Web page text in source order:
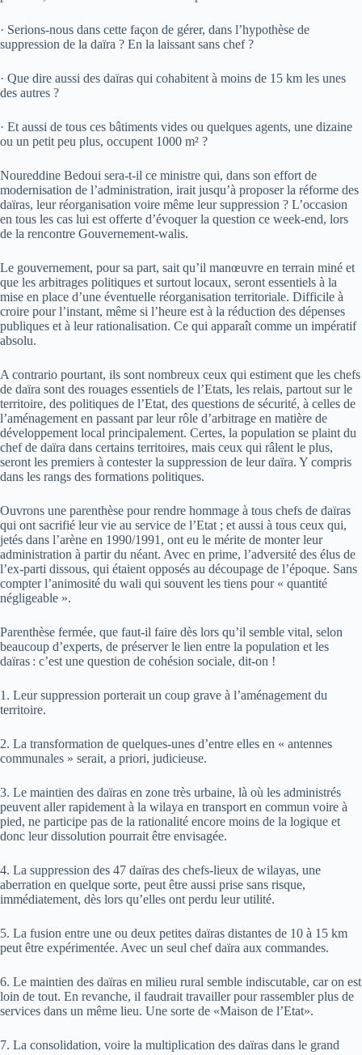
· Serions-nous dans cette façon de gérer, dans l’hypothèse de
suppression de la daïra ? En la laissant sans chef ?
· Que dire aussi des daïras qui cohabitent à moins de 15 km les unes
des autres ?
· Et aussi de tous ces bâtiments vides ou quelques agents, une dizaine
ou un petit peu plus, occupent 1000 m² ?
Noureddine Bedoui sera-t-il ce ministre qui, dans son effort de
modernisation de l’administration, irait jusqu’à proposer la réforme des
daïras, leur réorganisation voire même leur suppression ? L’occasion
en tous les cas lui est offerte d’évoquer la question ce week-end, lors
de la rencontre Gouvernement-walis.
Le gouvernement, pour sa part, sait qu’il manœuvre en terrain miné et
que les arbitrages politiques et surtout locaux, seront essentiels à la
mise en place d’une éventuelle réorganisation territoriale. Difficile à
croire pour l’instant, même si l’heure est à la réduction des dépenses
publiques et à leur rationalisation. Ce qui apparaît comme un impératif
absolu.
A contrario pourtant, ils sont nombreux ceux qui estiment que les chefs
de daïra sont des rouages essentiels de l’Etats, les relais, partout sur le
territoire, des politiques de l’Etat, des questions de sécurité, à celles de
l’aménagement en passant par leur rôle d’arbitrage en matière de
développement local principalement. Certes, la population se plaint du
chef de daïra dans certains territoires, mais ceux qui râlent le plus,
seront les premiers à contester la suppression de leur daïra. Y compris
dans les rangs des formations politiques.
Ouvrons une parenthèse pour rendre hommage à tous chefs de daïras
qui ont sacrifié leur vie au service de l’Etat ; et aussi à tous ceux qui,
jetés dans l’arène en 1990/1991, ont eu le mérite de monter leur
administration à partir du néant. Avec en prime, l’adversité des élus de
l’ex-parti dissous, qui étaient opposés au découpage de l’époque. Sans
compter l’animosité du wali qui souvent les tiens pour « quantité
négligeable ».
Parenthèse fermée, que faut-il faire dès lors qu’il semble vital, selon
beaucoup d’experts, de préserver le lien entre la population et les
daïras : c’est une question de cohésion sociale, dit-on !
1. Leur suppression porterait un coup grave à l’aménagement du
territoire.
2. La transformation de quelques-unes d’entre elles en « antennes
communales » serait, a priori, judicieuse.
3. Le maintien des daïras en zone très urbaine, là où les administrés
peuvent aller rapidement à la wilaya en transport en commun voire à
pied, ne participe pas de la rationalité encore moins de la logique et
donc leur dissolution pourrait être envisagée.
4. La suppression des 47 daïras des chefs-lieux de wilayas, une
aberration en quelque sorte, peut être aussi prise sans risque,
immédiatement, dès lors qu’elles ont perdu leur utilité.
5. La fusion entre une ou deux petites daïras distantes de 10 à 15 km
peut être expérimentée. Avec un seul chef daïra aux commandes.
6. Le maintien des daïras en milieu rural semble indiscutable, car on est
loin de tout. En revanche, il faudrait travailler pour rassembler plus de
services dans un même lieu. Une sorte de «Maison de l’Etat».
7. La consolidation, voire la multiplication des daïras dans le grand